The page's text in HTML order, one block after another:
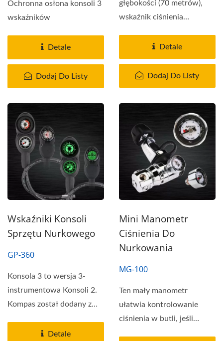
Ochronna osłona konsoli 3
wskaźników
Detale
Dodaj Do Listy
głębokości (70 metrów),
wskaźnik ciśnienia
Detale
Dodaj Do Listy
Wskaźniki Konsoli
Sprzętu Nurkowego
GP-360
Konsola 3 to wersja 3-
instrumentowa Konsoli 2.
Kompas został dodany z
odpowiadał...Detale
Mini Manometr
Ciśnienia Do
Nurkowania
MG-100
Ten mały manometr
ułatwia kontrolowanie
ciśnienia w butli, jeśli